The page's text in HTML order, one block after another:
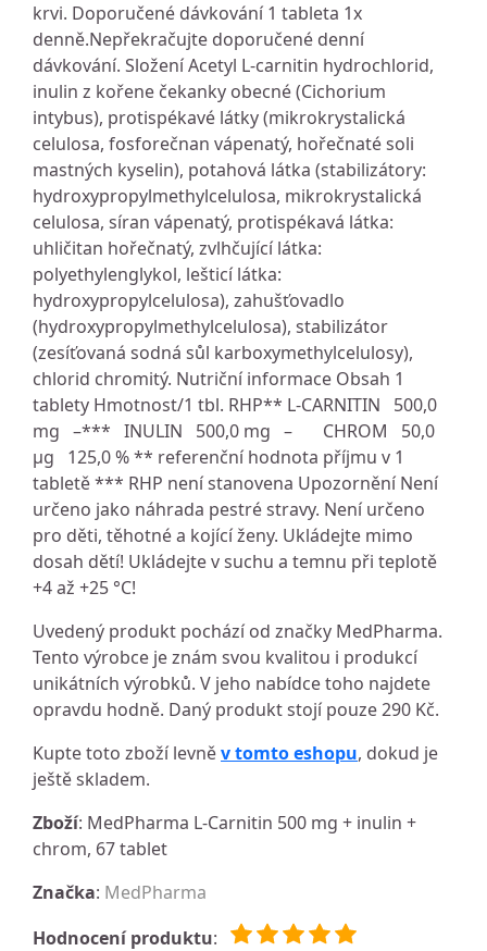
krvi. Doporučené dávkování 1 tableta 1x
denně.Nepřekračujte doporučené denní
dávkování. Složení Acetyl L-carnitin hydrochlorid,
inulin z kořene čekanky obecné (Cichorium
intybus), protispékavé látky (mikrokrystalická
celulosa, fosforečnan vápenatý, hořečnaté soli
mastných kyselin), potahová látka (stabilizátory:
hydroxypropylmethylcelulosa, mikrokrystalická
celulosa, síran vápenatý, protispékavá látka:
uhličitan hořečnatý, zvlhčující látka:
polyethylenglykol, lešticí látka:
hydroxypropylcelulosa), zahušťovadlo
(hydroxypropylmethylcelulosa), stabilizátor
(zesíťovaná sodná sůl karboxymethylcelulosy),
chlorid chromitý. Nutriční informace Obsah 1
tablety Hmotnost/1 tbl. RHP** L-CARNITIN 500,0
mg –*** INULIN 500,0 mg – CHROM 50,0
µg 125,0 % ** referenční hodnota příjmu v 1
tabletě *** RHP není stanovena Upozornění Není
určeno jako náhrada pestré stravy. Není určeno
pro děti, těhotné a kojící ženy. Ukládejte mimo
dosah dětí! Ukládejte v suchu a temnu při teplotě
+4 až +25 °C!
Uvedený produkt pochází od značky MedPharma.
Tento výrobce je znám svou kvalitou i produkcí
unikátních výrobků. V jeho nabídce toho najdete
opravdu hodně. Daný produkt stojí pouze 290 Kč.
Kupte toto zboží levněv tomto eshopu, dokud je
ještě skladem.
Zboží: MedPharma L-Carnitin 500 mg + inulin +
chrom, 67 tablet
Značka: MedPharma
Hodnocení produktu: